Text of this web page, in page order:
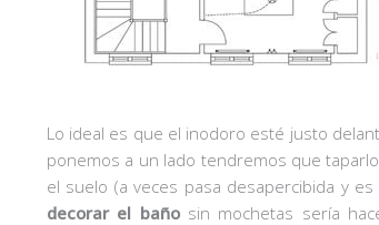
Lo ideal es que el inodoro esté justo
ponemos a un lado tendremos que
el suelo (a veces pasa desapercibida y
decorar el bañosin mochetas sería